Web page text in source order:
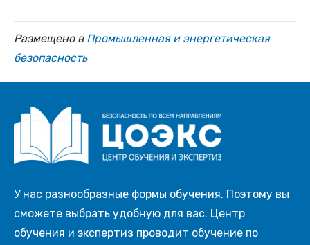
Размещено в Промышленная и энергетическая
безопасность
У нас разнообразные формы обучения. Поэтому вы
сможете выбрать удобную для вас. Центр
обучения и экспертиз проводит обучение по